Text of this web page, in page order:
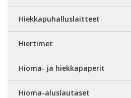
Hiekkapuhalluslaitteet
Hiertimet
Hioma- ja hiekkapaperit
Hioma-aluslautaset